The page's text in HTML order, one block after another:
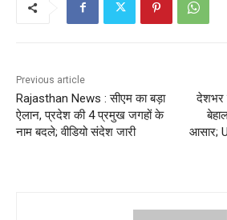
Previous article
Rajasthan News : सीएम का बड़ा
ऐलान, प्रदेश की 4 प्रमुख जगहों के
नाम बदले; वीडियो संदेश जारी
देशभर
आसार;